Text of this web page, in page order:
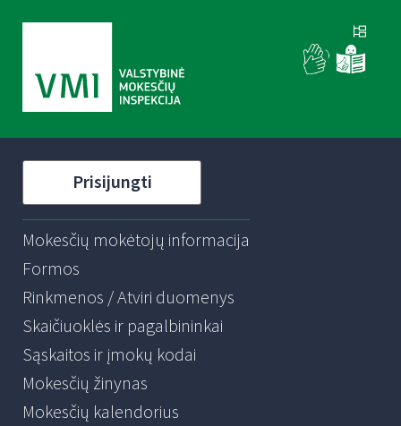
Prisijungti
Mokesčių mokėtojų informacija
Formos
Rinkmenos / Atviri duomenys
Skaičiuoklės ir pagalbininkai
Sąskaitos ir įmokų kodai
Mokesčių žinynas
Mokesčių kalendorius